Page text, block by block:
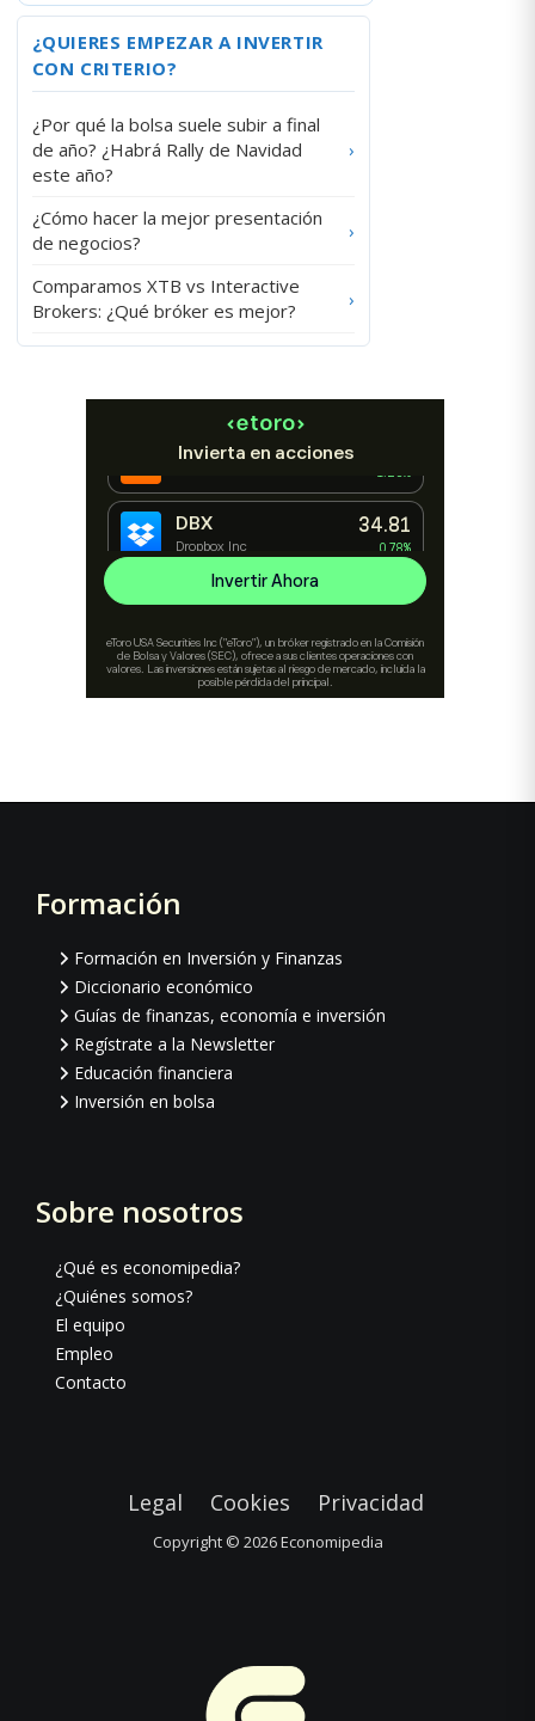
¿QUIERES EMPEZAR A INVERTIR
CON CRITERIO?
¿Por qué la bolsa suele subir a final
de año? ¿Habrá Rally de Navidad
este año?
›
¿Cómo hacer la mejor presentación
de negocios?
›
Comparamos XTB vs Interactive
Brokers: ¿Qué bróker es mejor?
›
Footer
Formación
Formación en Inversión y Finanzas
Diccionario económico
Guías de finanzas, economía e inversión
Regístrate a la Newsletter
Educación financiera
Inversión en bolsa
Sobre nosotros
¿Qué es economipedia?
¿Quiénes somos?
El equipo
Empleo
Contacto
Legal Cookies Privacidad
Copyright © 2026Economipedia